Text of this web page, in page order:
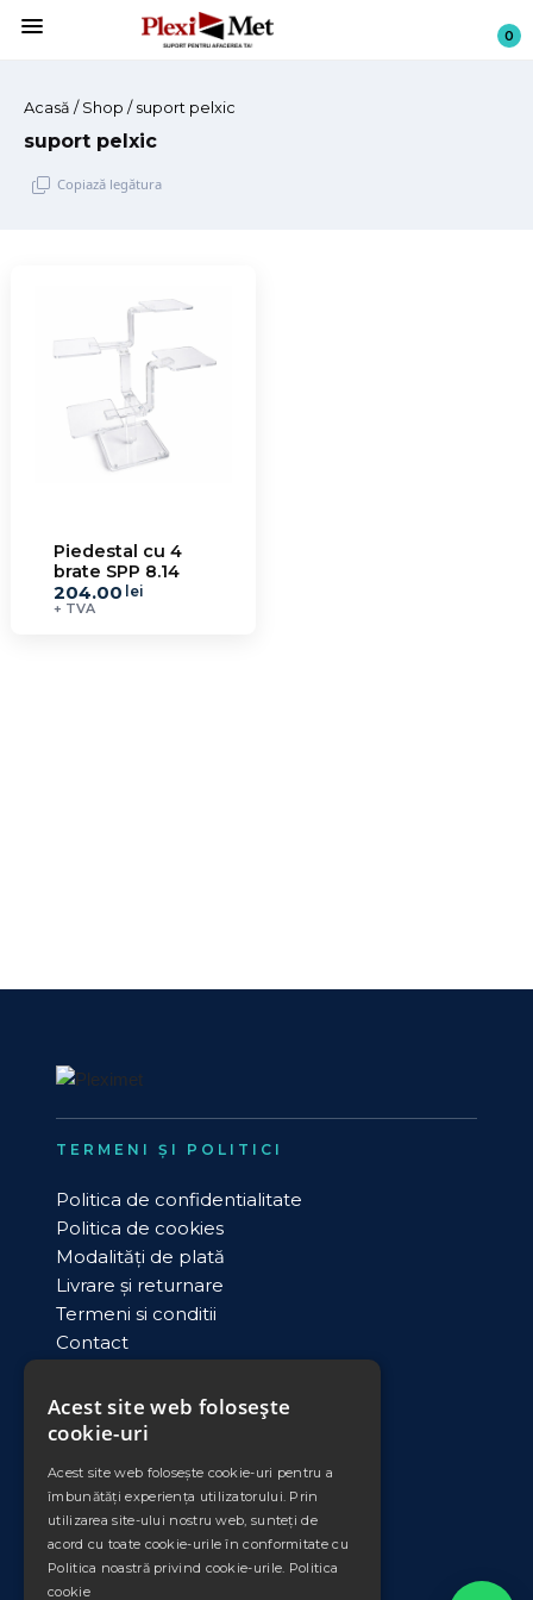
menu 0
Acasă / Shop / suport pelxic
suport pelxic
Copiază legătura
Piedestal cu 4
brate SPP 8.14
204.00 lei
+ TVA
TERMENI ȘI POLITICI
Politica de confidentialitate
Politica de cookies
Modalități de plată
Livrare și returnare
Termeni si conditii
Contact
DATE COMERCIALE
PLEXIMET SRL
Cod unic de inregistrare: RO11008735
Nr. Ord. Reg. Com./an: J33/553/1998
Sucursala: Falticeni
Acest site web folosește
cookie-uri
Acest site web folosește cookie-uri pentru a
îmbunătăți experiența utilizatorului. Prin
utilizarea site-ului nostru web, sunteți de
acord cu toate cookie-urile în conformitate cu
Politica noastră privind cookie-urile. Politica
cookie